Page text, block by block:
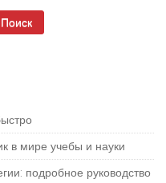
в мире учебы и науки
подробное руководство